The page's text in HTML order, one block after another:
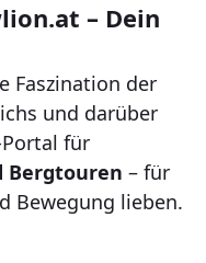
– Dein
Faszination der
und darüber
für
Bergtouren – für
Bewegung lieben.